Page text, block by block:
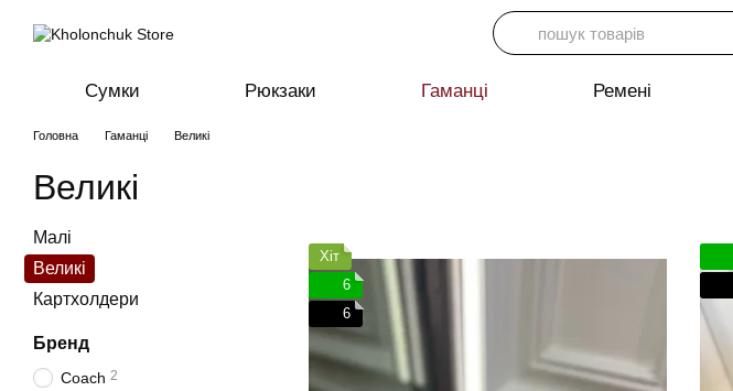
Сумки Рюкзаки Гаманці Ремені
Головна Гаманці Великі
Великі
Хіт
6
6
Малі
Великі
Картхолдери
Бренд
Coach 2